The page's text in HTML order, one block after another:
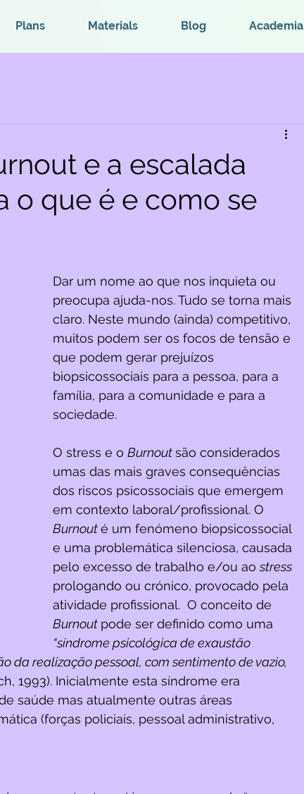
Plans Materials Blog Academia
e a escalada
o que é e como se
Dar um nome ao que nos inquieta ou
preocupa ajuda-nos. Tudo se torna mais
claro. Neste mundo (ainda) competitivo,
muitos podem ser os focos de tensão e
que podem gerar prejuízos
biopsicossociais para a pessoa, para a
família, para a comunidade e para a
sociedade.
O stress e o Burnout são considerados
umas das mais graves consequências
dos riscos psicossociais que emergem
em contexto laboral/profissional. O
Burnout é um fenómeno biopsicossocial
e uma problemática silenciosa, causada
pelo excesso de trabalho e/ou ao stress
prologando ou crónico, provocado pela
atividade profissional.  O conceito de
Burnout pode ser definido como uma
“síndrome psicológica de exaustão
da realização pessoal, com sentimento de vazio,
1993). Inicialmente esta síndrome era
saúde mas atualmente outras áreas
(forças policiais, pessoal administrativo,